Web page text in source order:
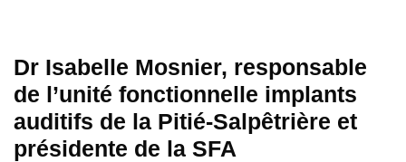
Dr Isabelle Mosnier, responsable
de l’unité fonctionnelle implants
auditifs de la Pitié-Salpêtrière et
présidente de la SFA